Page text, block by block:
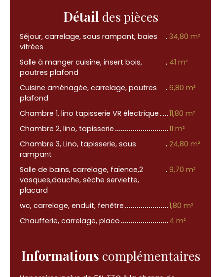
Détail des pièces
Séjour, carrelage, sous rampant, baies
vitrées
34,80 m²
Salle à manger cuisine, insert bois,
poutres plafond
41 m²
Cuisine aménagée, carrelage, poutres
plafond
6,80 m²
Chambre 1, lino tapisserie VR électrique
11,80 m²
Chambre 2, lino, tapisserie
11 m²
Chambre 3, Lino, tapisserie, sous
rampant
24,80 m²
Salle de bains, carrelage, faïence,2
vasques,douche, sèche serviette,
placard
9,70 m²
wc, carrelage, enduit, fenêtre
1,80 m²
Chaufferie, carrelage, placo
4 m²
Informations complémentaires